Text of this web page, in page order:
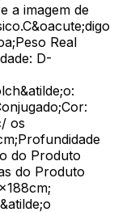
a imagem de
Real
D-
os
do Produto
do Produto